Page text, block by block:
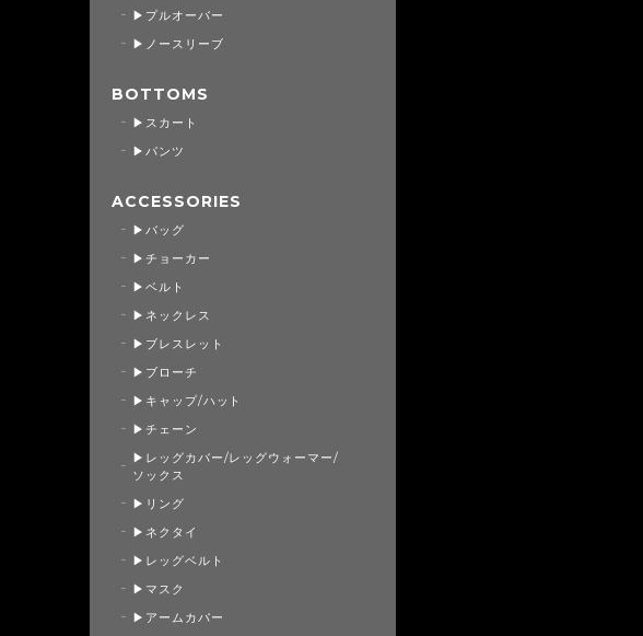
▶プルオーバー
▶ノースリーブ
BOTTOMS
▶スカート
▶パンツ
ACCESSORIES
▶バッグ
▶チョーカー
▶ベルト
▶ネックレス
▶ブレスレット
▶ブローチ
▶キャップ/ハット
▶チェーン
▶レッグカバー/レッグウォーマー/
ソックス
▶リング
▶ネクタイ
▶レッグベルト
▶マスク
▶アームカバー